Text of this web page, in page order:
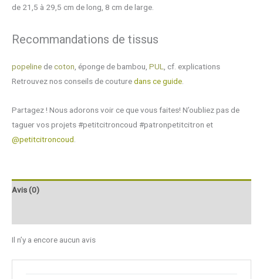
de 21,5 à 29,5 cm de long, 8 cm de large.
Recommandations de tissus
popeline decoton , éponge de bambou, PUL
, cf. explications
Retrouvez nos conseils de couturedans ce guide
Partagez ! Nous adorons voir ce que vous faites! N’oubliez pas de
taguer vos projets #petitcitroncoud #patronpetitcitron et
@petitcitroncoud
Avis (0)
Il n’y a encore aucun avis